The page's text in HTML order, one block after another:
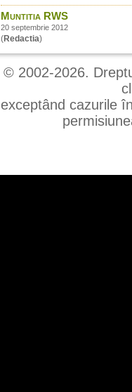
Muntitia RWS
20 septembrie 2012
(Redactia)
© 2002-2026.
exceptând cazurile